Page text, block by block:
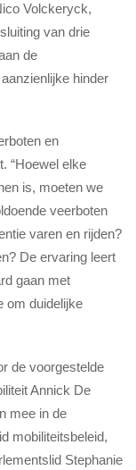
Volckeryck,
van drie
de
hinder
en
“Hoewel elke
is, moeten we
veerboten
varen en rijden?
De ervaring leert
gaan met
om duidelijke
de voorgestelde
Annick De
mee in de
mobiliteitsbeleid,
Stephanie